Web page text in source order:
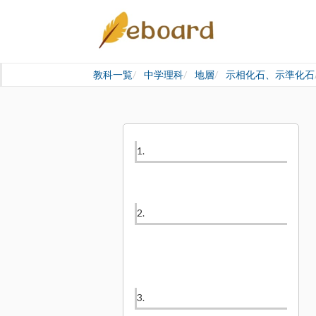
教科一覧 中学理科 地層 示相化石、示準化石
1.
2.
3.